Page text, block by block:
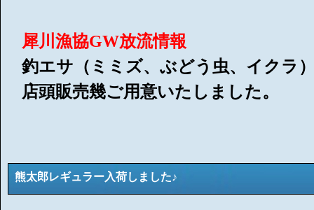
犀川漁協GW放流情報
釣エサ（ミミズ、ぶどう虫、イクラ
店頭販売幾ご用意いたしました。
熊太郎レギュラー入荷しました♪